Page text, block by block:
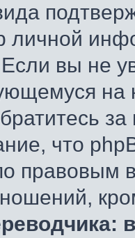
личной
вы не
что
правовым